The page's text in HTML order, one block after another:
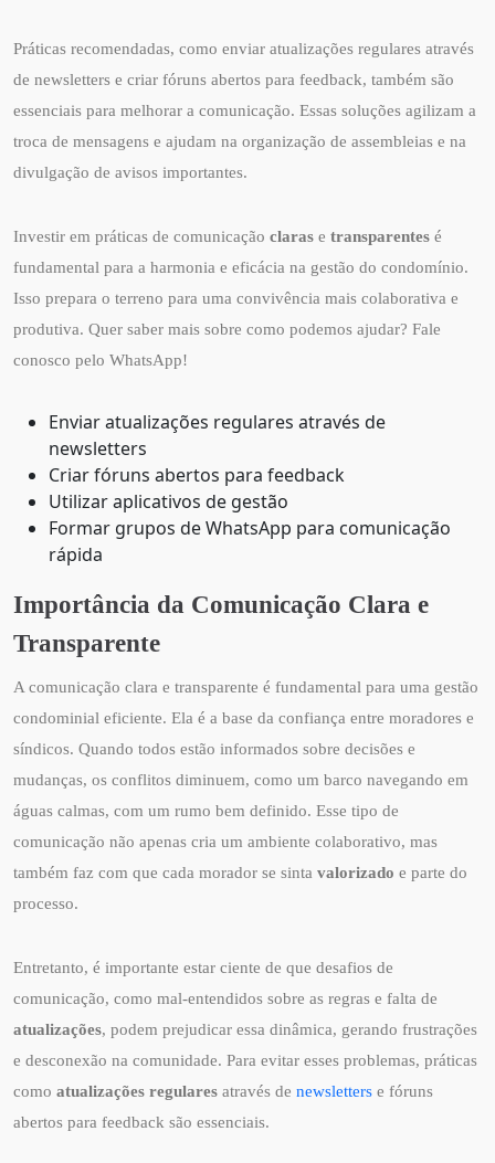
Práticas recomendadas, como enviar atualizações regulares através
de newsletters e criar fóruns abertos para feedback, também são
essenciais para melhorar a comunicação. Essas soluções agilizam a
troca de mensagens e ajudam na organização de assembleias e na
divulgação de avisos importantes.
Investir em práticas de comunicação claras e transparentes é
fundamental para a harmonia e eficácia na gestão do condomínio.
Isso prepara o terreno para uma convivência mais colaborativa e
produtiva. Quer saber mais sobre como podemos ajudar? Fale
conosco pelo WhatsApp!
Enviar atualizações regulares através de
newsletters
Criar fóruns abertos para feedback
Utilizar aplicativos de gestão
Formar grupos de WhatsApp para comunicação
rápida
Importância da Comunicação Clara e
Transparente
A comunicação clara e transparente é fundamental para uma gestão
condominial eficiente. Ela é a base da confiança entre moradores e
síndicos. Quando todos estão informados sobre decisões e
mudanças, os conflitos diminuem, como um barco navegando em
águas calmas, com um rumo bem definido. Esse tipo de
comunicação não apenas cria um ambiente colaborativo, mas
também faz com que cada morador se sinta valorizado e parte do
processo.
Entretanto, é importante estar ciente de que desafios de
comunicação, como mal-entendidos sobre as regras e falta de
atualizações, podem prejudicar essa dinâmica, gerando frustrações
e desconexão na comunidade. Para evitar esses problemas, práticas
como atualizações regulares através de newsletters e fóruns
abertos para feedback são essenciais.